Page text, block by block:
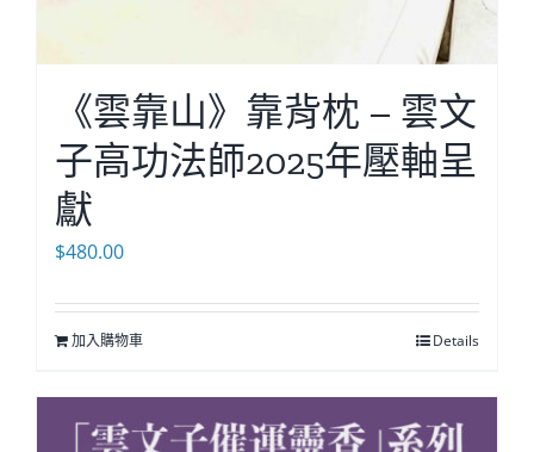
《雲靠山》靠背枕 – 雲文
子高功法師2025年壓軸呈
獻
$480.00
加入購物車 Details